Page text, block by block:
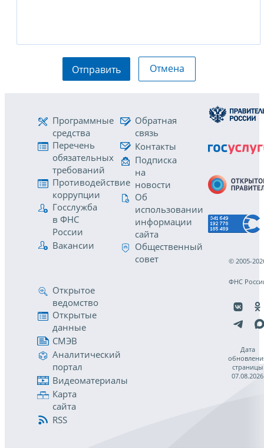
Отправить Отмена
Программные
средства
Перечень
обязательных
требований
Противодействие
коррупции
Госслужба
в ФНС
России
Вакансии
Обратная
связь
Контакты
Подписка
на
новости
Об
использовании
информации
сайта
Общественный
совет
Открытое
ведомство
Открытые
данные
СМЭВ
Аналитический
портал
Видеоматериалы
Карта
сайта
RSS
© 2005-
ФНС
Дата
страницы
07.08.2026